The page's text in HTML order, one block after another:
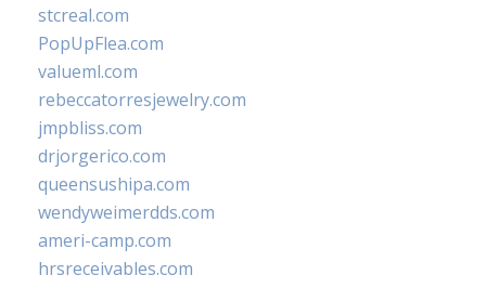
stcreal.com
PopUpFlea.com
valueml.com
rebeccatorresjewelry.com
jmpbliss.com
drjorgerico.com
queensushipa.com
wendyweimerdds.com
ameri-camp.com
hrsreceivables.com